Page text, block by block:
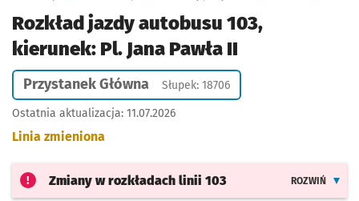
Rozkład jazdy autobusu 103,
kierunek: Pl. Jana Pawła II
Przystanek Główna Słupek: 18706
Ostatnia aktualizacja: 11.07.2026
Linia zmieniona
Zmiany w rozkładach linii 103 ROZWIŃ